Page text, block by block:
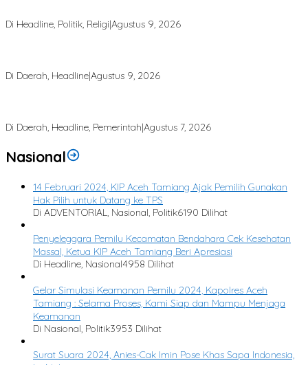
Di Headline, Politik, Religi|Agustus 9, 2026
Di Daerah, Headline|Agustus 9, 2026
Di Daerah, Headline, Pemerintah|Agustus 7, 2026
Nasional
14 Februari 2024, KIP Aceh Tamiang Ajak Pemilih Gunakan
Hak Pilih untuk Datang ke TPS
Di ADVENTORIAL, Nasional, Politik6190 Dilihat
Penyeleggara Pemilu Kecamatan Bendahara Cek Kesehatan
Massal, Ketua KIP Aceh Tamiang Beri Apresiasi
Di Headline, Nasional4958 Dilihat
Gelar Simulasi Keamanan Pemilu 2024, Kapolres Aceh
Tamiang : Selama Proses, Kami Siap dan Mampu Menjaga
Keamanan
Di Nasional, Politik3953 Dilihat
Surat Suara 2024, Anies-Cak Imin Pose Khas Sapa Indonesia,